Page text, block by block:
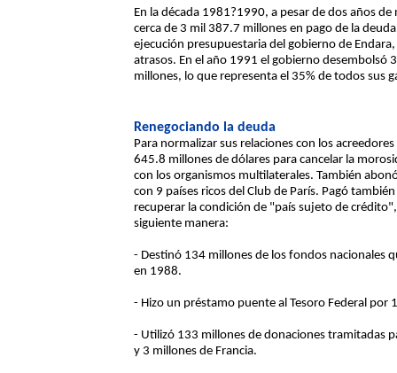
En la década 1981?1990, a pesar de dos años
cerca de 3 mil 387.7 millones en pago de la
ejecución presupuestaria del gobierno de
atrasos. En el año 1991 el gobierno desembolsó
millones, lo que representa el 35% de todos sus
Renegociando la deuda
Para normalizar sus relaciones con los
645.8 millones de dólares para cancelar la
con los organismos multilaterales. También
con 9 países ricos del Club de París. Pagó
recuperar la condición de "país sujeto de
siguiente manera:
- Destinó 134 millones de los fondos nacionales
en 1988.
- Hizo un préstamo puente al Tesoro Federal por
- Utilizó 133 millones de donaciones tramitadas
y 3 millones de Francia.